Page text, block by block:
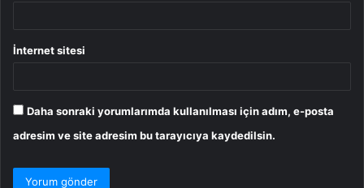
İnternet sitesi
Daha sonraki yorumlarımda kullanılması için adım, e-posta
adresim ve site adresim bu tarayıcıya kaydedilsin.